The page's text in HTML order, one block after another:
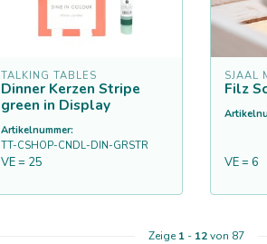
TALKING TABLES
Dinner Kerzen Stripe
green in Display
Artikelnummer:
TT-CSHOP-CNDL-DIN-GRSTR
VE = 25
SJAAL
Filz
VE = 6
Zeige1- 12von 87